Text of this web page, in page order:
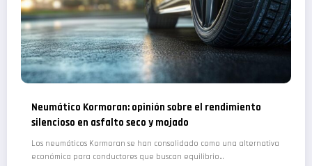
Neumático Kormoran: opinión sobre el rendimiento
silencioso en asfalto seco y mojado
Los neumáticos Kormoran se han consolidado como una alternativa
económica para conductores que buscan equilibrio…